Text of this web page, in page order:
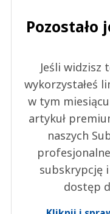
Pozostało
Jeśli widzisz
wykorzystałeś
w tym
artykuł
naszych
subskrypcję
dostęp